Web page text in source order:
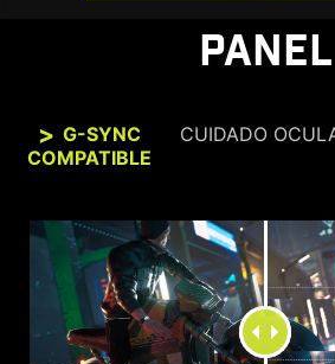
PANEL
G-SYNC
COMPATIBLE
CUIDADO